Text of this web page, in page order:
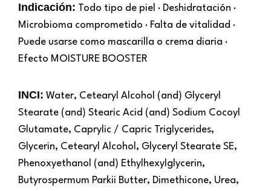
Indicación: Todo tipo de piel · Deshidratación ·
Microbioma comprometido · Falta de vitalidad ·
Puede usarse como mascarilla o crema diaria ·
Efecto MOISTURE BOOSTER
INCI: Water, Cetearyl Alcohol (and) Glyceryl
Stearate (and) Stearic Acid (and) Sodium Cocoyl
Glutamate, Caprylic / Capric Triglycerides,
Glycerin, Cetearyl Alcohol, Glyceryl Stearate SE,
Phenoxyethanol (and) Ethylhexylglycerin,
Butyrospermum Parkii Butter, Dimethicone, Urea,